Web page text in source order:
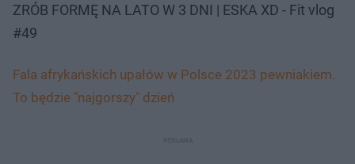
ZRÓB FORMĘ NA LATO W 3 DNI | ESKA XD - Fit vlog
#49
Fala afrykańskich upałów w Polsce 2023 pewniakiem.
To będzie "najgorszy" dzień